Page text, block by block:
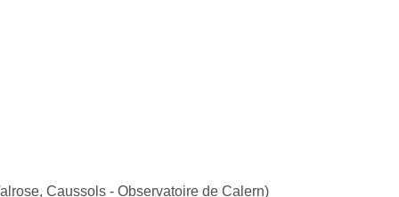
Caussols - Observatoire de Calern)